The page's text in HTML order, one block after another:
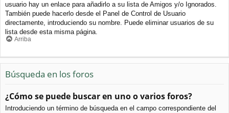
usuario hay un enlace para añadirlo a su lista de Amigos y/o Ignorados.
También puede hacerlo desde el Panel de Control de Usuario
directamente, introduciendo su nombre. Puede eliminar usuarios de su
lista desde esta misma página.
Arriba
Búsqueda en los foros
¿Cómo se puede buscar en uno o varios foros?
Introduciendo un término de búsqueda en el campo correspondiente del